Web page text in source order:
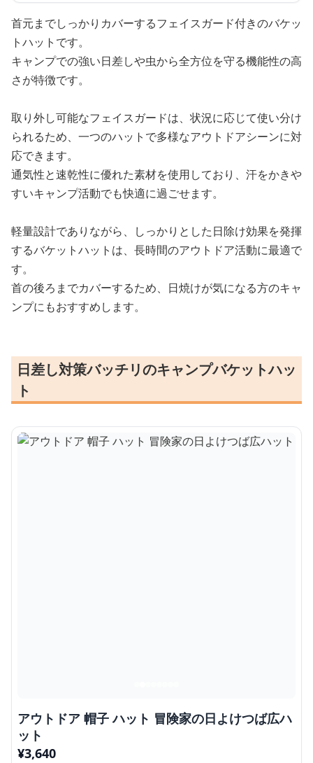
首元までしっかりカバーするフェイスガード付きのバケッ
トハットです。
キャンプでの強い日差しや虫から全方位を守る機能性の高
さが特徴です。
取り外し可能なフェイスガードは、状況に応じて使い分け
られるため、一つのハットで多様なアウトドアシーンに対
応できます。
通気性と速乾性に優れた素材を使用しており、汗をかきや
すいキャンプ活動でも快適に過ごせます。
軽量設計でありながら、しっかりとした日除け効果を発揮
するバケットハットは、長時間のアウトドア活動に最適で
す。
首の後ろまでカバーするため、日焼けが気になる方のキャ
ンプにもおすすめします。
日差し対策バッチリのキャンプバケットハッ
ト
アウトドア 帽子 ハット 冒険家の日よけつば広ハ
ット
¥3,640